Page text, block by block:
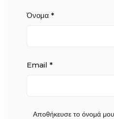
Όνομα *
Email *
Αποθήκευσε το όνομά